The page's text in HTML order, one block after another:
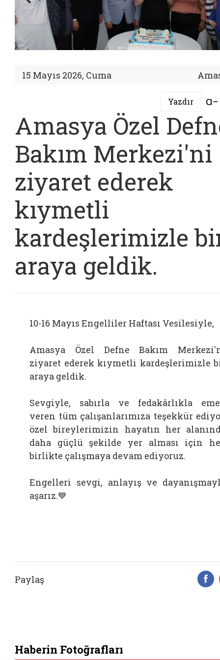
15 Mayıs 2026, Cuma
Yazdır
Amasya Özel
Bakım Merkezi'ni
ziyaret ederek
kıymetli
kardeşlerimizle
araya geldik.
10-16 Mayıs Engelliler Haftası Vesilesiyle,
Amasya Özel Defne Bakım
ziyaret ederek kıymetli kardeşlerimizle
araya geldik.
Sevgiyle, sabırla ve fedakârlıkla
veren tüm çalışanlarımıza teşekkür
özel bireylerimizin hayatın her
daha güçlü şekilde yer alması için
birlikte çalışmaya devam ediyoruz.
Engelleri sevgi, anlayış ve
aşarız.💙
Paylaş
Haberin Fotoğrafları